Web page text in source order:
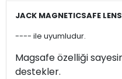
JACK MAGNETICSAFE
---- ile uyumludur.
Magsafe özelliği
destekler.